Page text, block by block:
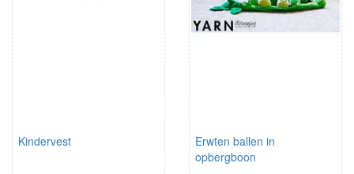
Kindervest
Erwten ballen in
opbergboon